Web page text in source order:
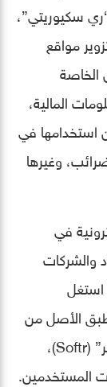
سكيوريتي”،
مواقع
الخاصة
المالية،
استخدامها في
وغيرها
في
والشركات
استغل
طبق الأصل من
الموقع الرسمي “لسداد” على منصة “سوفتر” (Softr)،
المستخدمين.